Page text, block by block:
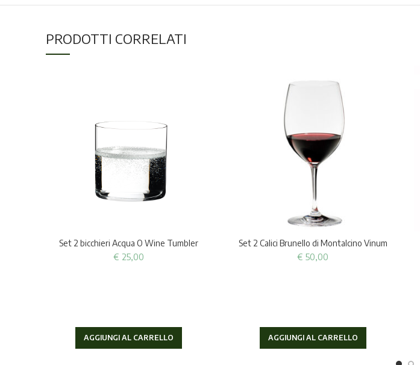
PRODOTTI CORRELATI
Set 2 bicchieri Acqua O Wine Tumbler
€ 25,00
AGGIUNGI AL CARRELLO
Set 2 Calici Brunello di Montalcino Vinum
€ 50,00
AGGIUNGI AL CARRELLO